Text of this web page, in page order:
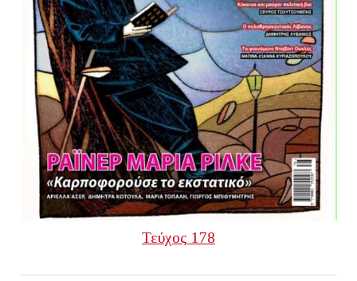
Τεύχος 178